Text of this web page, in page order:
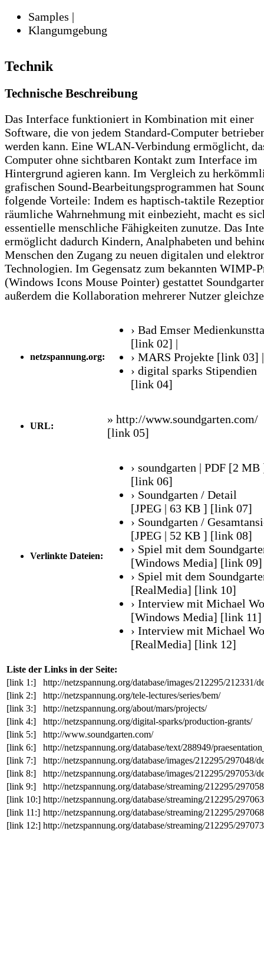
Samples |
Klangumgebung
Technik
Technische Beschreibung
Das Interface funktioniert in Kombination mit einer
Software, die von jedem Standard-Computer
werden kann. Eine WLAN-Verbindung ermöglicht,
Computer ohne sichtbaren Kontakt zum Interface im
Hintergrund agieren kann. Im Vergleich zu
grafischen Sound-Bearbeitungsprogrammen hat
folgende Vorteile: Indem es haptisch-taktile
räumliche Wahrnehmung mit einbezieht, macht es
essentielle menschliche Fähigkeiten zunutze. Das
ermöglicht dadurch Kindern, Analphabeten und
Menschen den Zugang zu neuen digitalen und
Technologien. Im Gegensatz zum bekannten WIMP-
(Windows Icons Mouse Pointer) gestattet
außerdem die Kollaboration mehrerer Nutzer
netzspannung.org:
› Bad Emser
[link 02] |
› MARS Projekte [link 03] |
› digital sparks Stipendien
[link 04]
URL:
» http://www.soundgarten.com/
[link 05]
Verlinkte Dateien:
› soundgarten | PDF [2 MB
[link 06]
› Soundgarten / Detail
[JPEG | 63 KB ] [link 07]
› Soundgarten /
[JPEG | 52 KB ] [link 08]
› Spiel mit dem
[Windows Media] [link 09]
› Spiel mit dem
[RealMedia] [link 10]
› Interview mit Michael
[Windows Media] [link 11]
› Interview mit Michael
[RealMedia] [link 12]
Liste der Links in der Seite:
[link 1:]
http://netzspannung.org/database/images/212295/212331/
[link 2:]
http://netzspannung.org/tele-lectures/series/bem/
[link 3:]
http://netzspannung.org/about/mars/projects/
[link 4:]
http://netzspannung.org/digital-sparks/production-grants/
[link 5:]
http://www.soundgarten.com/
[link 6:]
http://netzspannung.org/database/text/288949/
[link 7:]
http://netzspannung.org/database/images/212295/297048/
[link 8:]
http://netzspannung.org/database/images/212295/297053/
[link 9:]
http://netzspannung.org/database/streaming/212295/
[link 10:] http://netzspannung.org/database/streaming/212295/
[link 11:] http://netzspannung.org/database/streaming/212295/
[link 12:] http://netzspannung.org/database/streaming/212295/